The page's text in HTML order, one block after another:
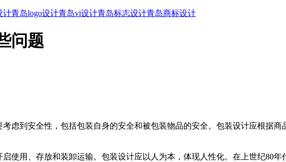
计青岛logo设计青岛vi设计青岛标志设计青岛商标设计
问题
虑到安全性，包括包装自身的安全和被包装物品的安全。包装设计应根据
使用、存放和装卸运输。包装设计应以人为本，体现人性化。在上世纪80